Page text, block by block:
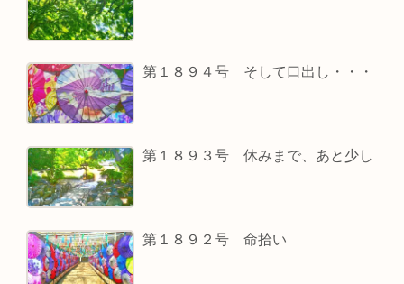
第１８９４号 そして口出し・・・
第１８９３号 休みまで、あと少し
第１８９２号 命拾い